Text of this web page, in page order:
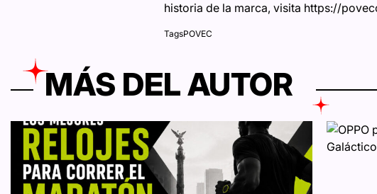
historia de la marca, visita https://
TagsPOVEC
MÁS DEL AUTOR